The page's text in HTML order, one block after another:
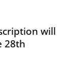
will
28th